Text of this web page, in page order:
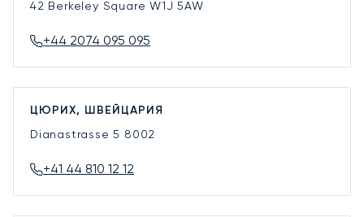
42 Berkeley SquareW1J 5AW
+44 2074 095 095
ЦЮРИХ, ШВЕЙЦАРИЯ
Dianastrasse 5 8002
+41 44 810 12 12